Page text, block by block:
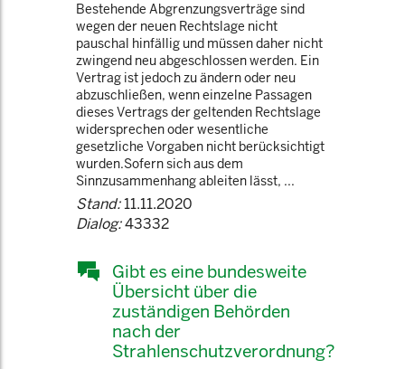
Bestehende Abgrenzungsverträge sind
wegen der neuen Rechtslage nicht
pauschal hinfällig und müssen daher nicht
zwingend neu abgeschlossen werden. Ein
Vertrag ist jedoch zu ändern oder neu
abzuschließen, wenn einzelne Passagen
dieses Vertrags der geltenden Rechtslage
widersprechen oder wesentliche
gesetzliche Vorgaben nicht berücksichtigt
wurden.Sofern sich aus dem
Sinnzusammenhang ableiten lässt, ...
Stand:11.11.2020
Dialog:43332
Gibt es eine bundesweite
Übersicht über die
zuständigen Behörden
nach der
Strahlenschutzverordnung?